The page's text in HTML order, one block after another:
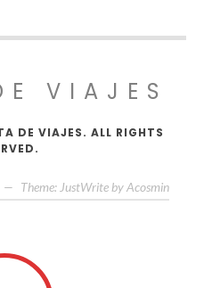
VIAJES
DE VIAJES. ALL RIGHTS
— Theme: JustWrite by Acosmin